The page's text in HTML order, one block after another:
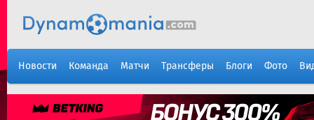
Новости Команда Матчи Трансферы Блоги Фото